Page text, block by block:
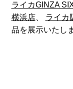
ライカGINZA
横浜店、 ライカ
品を展示いたし